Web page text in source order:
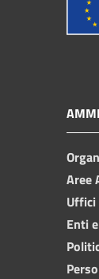
Aree
Uffici
Enti